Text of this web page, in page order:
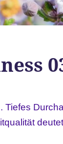
Tiefes